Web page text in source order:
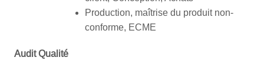
Production, maîtrise du produit non-
conforme, ECME
Audit Qualité